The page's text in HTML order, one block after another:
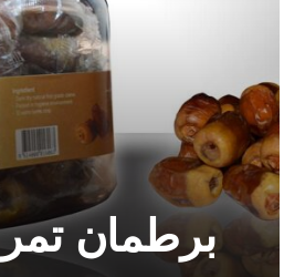
برطمان تمر